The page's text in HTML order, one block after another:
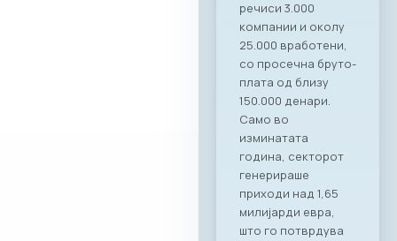
стратешки
партнерства се
создаваат кога
професионалност
а се среќава со
вистинските
соработници. Со
Ragusa Group како
наш патрон
партнер, членките
на МАСИТ добиваат
моќен сојузник кој
гарантира